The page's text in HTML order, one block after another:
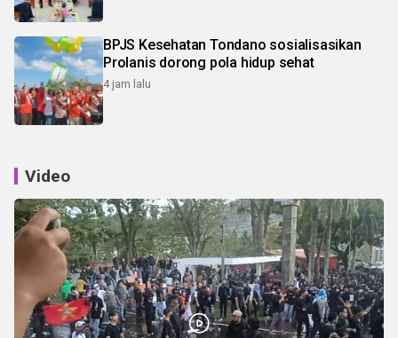
BPJS Kesehatan Tondano sosialisasikan
Prolanis dorong pola hidup sehat
4 jam lalu
Video